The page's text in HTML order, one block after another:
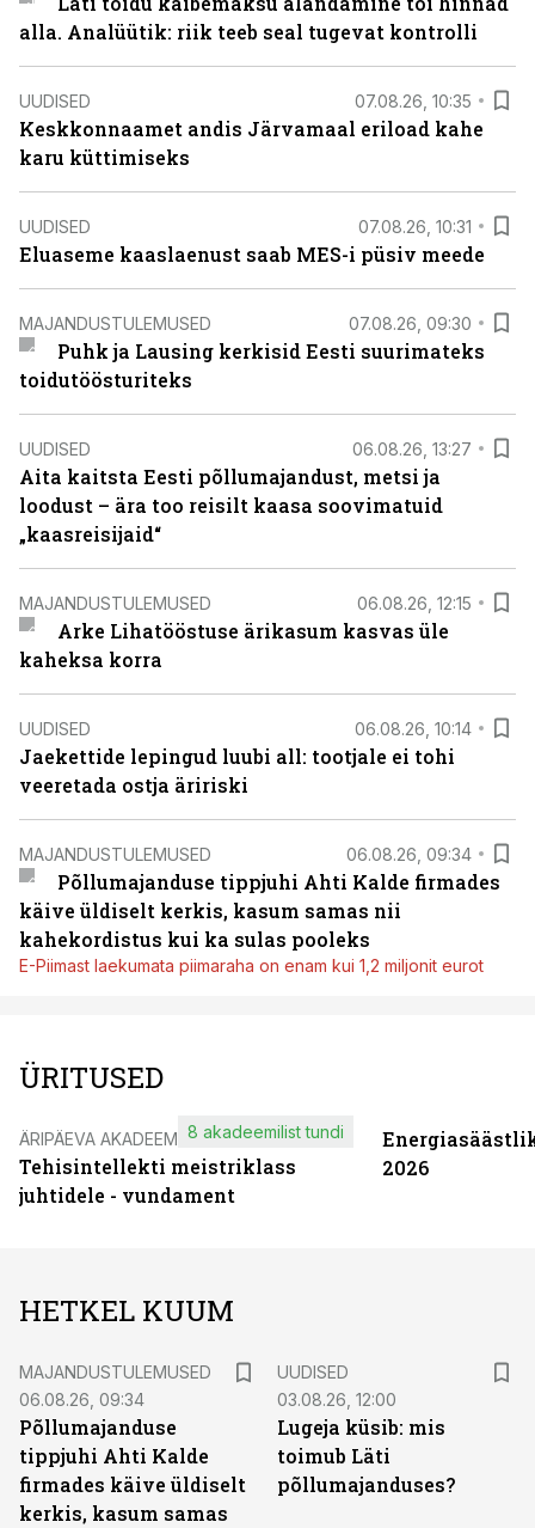
alla. Analüütik: riik teeb seal tugevat kontrolli
UUDISED 07.08.26, 10:35
Keskkonnaamet andis Järvamaal eriload kahe
karu küttimiseks
UUDISED 07.08.26, 10:31
Eluaseme kaaslaenust saab MES-i püsiv meede
MAJANDUSTULEMUSED 07.08.26, 09:30
Puhk ja Lausing kerkisid Eesti suurimateks
toidutöösturiteks
UUDISED 06.08.26, 13:27
Aita kaitsta Eesti põllumajandust, metsi ja
loodust – ära too reisilt kaasa soovimatuid
„kaasreisijaid“
MAJANDUSTULEMUSED 06.08.26, 12:15
Arke Lihatööstuse ärikasum kasvas üle
kaheksa korra
UUDISED 06.08.26, 10:14
Jaekettide lepingud luubi all: tootjale ei tohi
veeretada ostja äririski
MAJANDUSTULEMUSED 06.08.26, 09:34
Põllumajanduse tippjuhi Ahti Kalde firmades
käive üldiselt kerkis, kasum samas nii
kahekordistus kui ka sulas pooleks
E-Piimast laekumata piimaraha on enam kui 1,2 miljonit eurot
ÜRITUSED
ÄRIPÄEVA AKADEEMIA
Tehisintellekti meistriklass
juhtidele - vundament
8 akadeemilist tundi
2026
HETKEL KUUM
MAJANDUSTULEMUSED
06.08.26, 09:34
Põllumajanduse
tippjuhi Ahti Kalde
firmades käive üldiselt
kerkis, kasum samas
UUDISED
03.08.26, 12:00
Lugeja küsib: mis
toimub Läti
põllumajanduses?